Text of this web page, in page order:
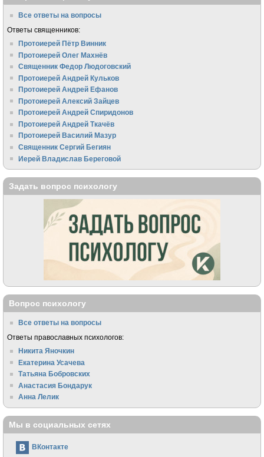
Все ответы на вопросы
Ответы священников:
Протоиерей Пётр Винник
Протоиерей Олег Махнёв
Священник Федор Людоговский
Протоиерей Андрей Кульков
Протоиерей Андрей Ефанов
Протоиерей Алексий Зайцев
Протоиерей Андрей Спиридонов
Протоиерей Андрей Ткачёв
Протоиерей Василий Мазур
Священник Сергий Бегиян
Иерей Владислав Береговой
Задать вопрос психологу
Вопрос психологу
Все ответы на вопросы
Ответы православных психологов:
Никита Яночкин
Екатерина Усачева
Татьяна Бобровских
Анастасия Бондарук
Анна Лелик
Мы в социальных сетях
ВКонтакте